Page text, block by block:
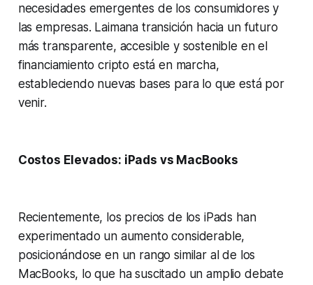
necesidades emergentes de los consumidores y
las empresas. Laimana transición hacia un futuro
más transparente, accesible y sostenible en el
financiamiento cripto está en marcha,
estableciendo nuevas bases para lo que está por
venir.
Costos Elevados: iPads vs MacBooks
Recientemente, los precios de los iPads han
experimentado un aumento considerable,
posicionándose en un rango similar al de los
MacBooks, lo que ha suscitado un amplio debate